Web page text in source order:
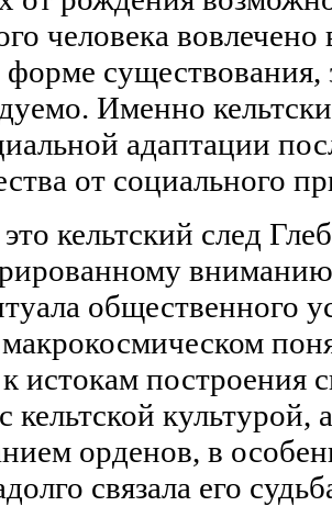
человека вовлечено
форме
Именно
адаптации
от социального
кельтский след
общественного
истокам построения
кельтской культурой,
орденов, в
связала его